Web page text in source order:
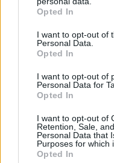
grant or deny consent
use your data for below
consent section.
Opted In
I want to opt-out of
Personal Data.
Opted In
I want to opt-out of
Personal Data for
Opted In
I want to opt-out of
Retention, Sale,
Personal Data that
Purposes for which
Opted In